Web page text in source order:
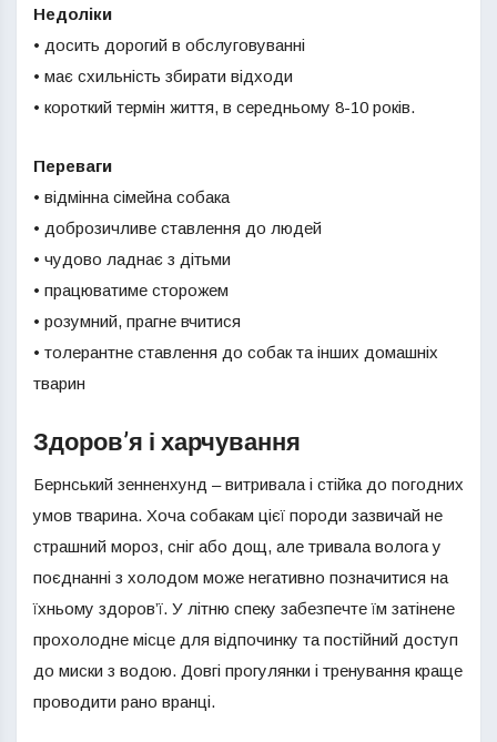
Недоліки
• досить дорогий в обслуговуванні
• має схильність збирати відходи
• короткий термін життя, в середньому 8-10 років.
Переваги
• відмінна сімейна собака
• доброзичливе ставлення до людей
• чудово ладнає з дітьми
• працюватиме сторожем
• розумний, прагне вчитися
• толерантне ставлення до собак та інших домашніх
тварин
Здоров’я і харчування
Бернський зенненхунд – витривала і стійка до погодних
умов тварина. Хоча собакам цієї породи зазвичай не
страшний мороз, сніг або дощ, але тривала волога у
поєднанні з холодом може негативно позначитися на
їхньому здоров’ї. У літню спеку забезпечте їм затінене
прохолодне місце для відпочинку та постійний доступ
до миски з водою. Довгі прогулянки і тренування краще
проводити рано вранці.